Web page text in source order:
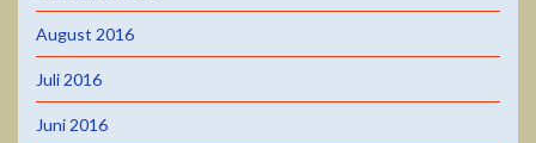
August 2016
Juli 2016
Juni 2016